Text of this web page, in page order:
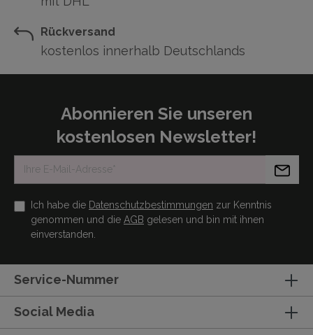
Rückversand
kostenlos innerhalb Deutschlands
Abonnieren Sie unseren
kostenlosen Newsletter!
Ich habe die Datenschutzbestimmungen zur Kenntnis
genommen und die AGB gelesen und bin mit ihnen
einverstanden.
Service-Nummer
Social Media